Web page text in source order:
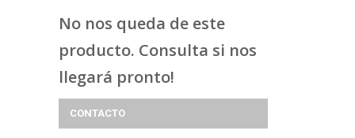
No nos queda de este
producto. Consulta si nos
llegará pronto!
CONTACTO